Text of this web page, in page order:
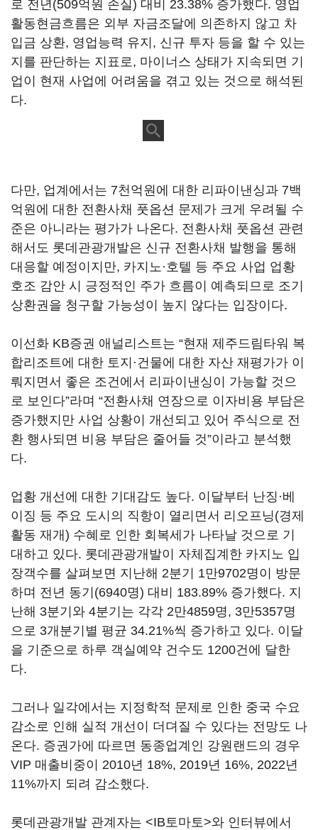
로 전년(509억원 손실) 대비 23.38% 증가했다. 영업
활동현금흐름은 외부 자금조달에 의존하지 않고 차
입금 상환, 영업능력 유지, 신규 투자 등을 할 수 있는
지를 판단하는 지표로, 마이너스 상태가 지속되면 기
업이 현재 사업에 어려움을 겪고 있는 것으로 해석된
다.
다만, 업계에서는 7천억원에 대한 리파이낸싱과 7백
억원에 대한 전환사채 풋옵션 문제가 크게 우려될 수
준은 아니라는 평가가 나온다. 전환사채 풋옵션 관련
해서도 롯데관광개발은 신규 전환사채 발행을 통해
대응할 예정이지만, 카지노·호텔 등 주요 사업 업황
호조 감안 시 긍정적인 주가 흐름이 예측되므로 조기
상환권을 청구할 가능성이 높지 않다는 입장이다.
이선화 KB증권 애널리스트는 “현재 제주드림타워 복
합리조트에 대한 토지·건물에 대한 자산 재평가가 이
뤄지면서 좋은 조건에서 리파이낸싱이 가능할 것으
로 보인다”라며 “전환사채 연장으로 이자비용 부담은
증가했지만 사업 상황이 개선되고 있어 주식으로 전
환 행사되면 비용 부담은 줄어들 것”이라고 분석했
다.
업황 개선에 대한 기대감도 높다. 이달부터 난징·베
이징 등 주요 도시의 직항이 열리면서 리오프닝(경제
활동 재개) 수혜로 인한 회복세가 나타날 것으로 기
대하고 있다. 롯데관광개발이 자체집계한 카지노 입
장객수를 살펴보면 지난해 2분기 1만9702명이 방문
하며 전년 동기(6940명) 대비 183.89% 증가했다. 지
난해 3분기와 4분기는 각각 2만4859명, 3만5357명
으로 3개분기별 평균 34.21%씩 증가하고 있다. 이달
을 기준으로 하루 객실예약 건수도 1200건에 달한
다.
그러나 일각에서는 지정학적 문제로 인한 중국 수요
감소로 인해 실적 개선이 더뎌질 수 있다는 전망도 나
온다. 증권가에 따르면 동종업계인 강원랜드의 경우
VIP 매출비중이 2010년 18%, 2019년 16%, 2022년
11%까지 되려 감소했다.
롯데관광개발 관계자는 <IB토마토>와 인터뷰에서